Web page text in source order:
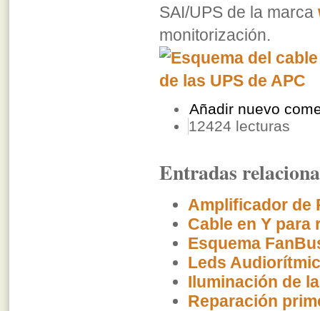
SAI/UPS de la marca
monitorización.
Añadir nuevo
12424 lecturas
Entradas
Amplificador de
Cable en Y para
Esquema
Leds
Iluminación de
Reparación